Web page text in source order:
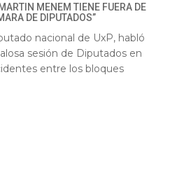
MENEM TIENE FUERA DE
DE DIPUTADOS”
nacional de UxP, habló
sesión de Diputados en
entre los bloques